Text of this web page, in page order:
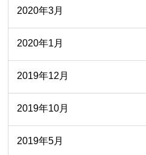
2020年3月
2020年1月
2019年12月
2019年10月
2019年5月